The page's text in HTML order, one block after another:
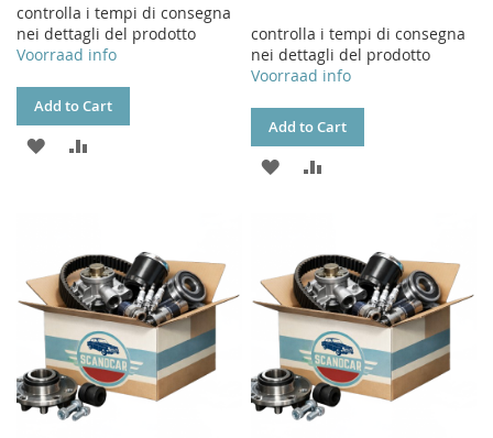
controlla i tempi di consegna
nei dettagli del prodotto
Voorraad info
Add to Cart
ADD
LIST
controlla i tempi di consegna
nei dettagli del prodotto
Voorraad info
Add to Cart
ADD
LIST